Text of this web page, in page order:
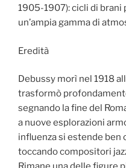
1905-1907): cicli di
un’ampia gamma di
Eredità
Debussy morì nel 1918
trasformò
segnando la fine del
a nuove esplorazioni
influenza si estende ben
toccando compositori